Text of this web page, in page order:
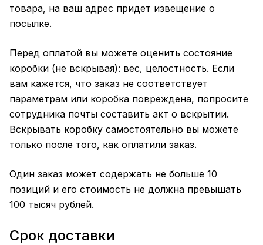
товара, на ваш адрес придет извещение о
посылке.
Перед оплатой вы можете оценить состояние
коробки (не вскрывая): вес, целостность. Если
вам кажется, что заказ не соответствует
параметрам или коробка повреждена, попросите
сотрудника почты составить акт о вскрытии.
Вскрывать коробку самостоятельно вы можете
только после того, как оплатили заказ.
Один заказ может содержать не больше 10
позиций и его стоимость не должна превышать
100 тысяч рублей.
Срок доставки